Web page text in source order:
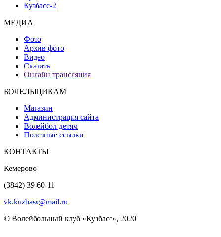
Кузбасс-2
МЕДИА
Фото
Архив фото
Видео
Скачать
Онлайн трансляция
БОЛЕЛЬЩИКАМ
Магазин
Администрация сайта
Волейбол детям
Полезные ссылки
КОНТАКТЫ
Кемерово
(3842) 39-60-11
vk.kuzbass@mail.ru
© Волейбольный клуб «Кузбасс», 2020